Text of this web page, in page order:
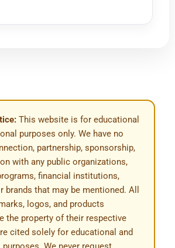
This website is for educational
purposes only. We have no
partnership, sponsorship,
with any public organizations,
financial institutions,
brands that may be mentioned. All
logos, and products
the property of their respective
cited solely for educational and